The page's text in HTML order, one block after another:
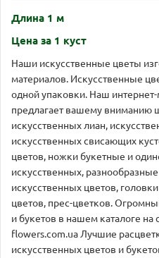
Длина 1 м
Цена за 1 куст
Наши искусственные цветы
материалов. Искусственные
одной упаковки. Наш
предлагает вашему вниманию
искусственных лиан,
искусственных свисающих
цветов, ножки букетные и
искусственных,
искусственных цветов,
цветов, прес-цветков.
и букетов в нашем каталоге на
flowers.com.ua Лучшие
искусственных цветов и